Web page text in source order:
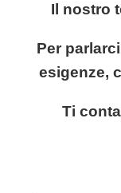
Il nostro
Per
esigenze,
Ti